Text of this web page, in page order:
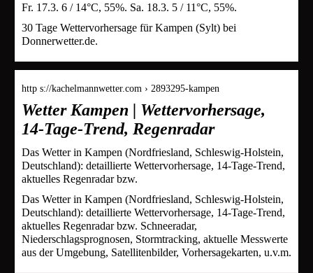
Fr. 17.3. 6 / 14°C, 55%. Sa. 18.3. 5 / 11°C, 55%.
30 Tage Wettervorhersage für Kampen (Sylt) bei
Donnerwetter.de.
http s://kachelmannwetter.com › 2893295-kampen
Wetter Kampen | Wettervorhersage,
14-Tage-Trend, Regenradar
Das Wetter in Kampen (Nordfriesland, Schleswig-Holstein,
Deutschland): detaillierte Wettervorhersage, 14-Tage-Trend,
aktuelles Regenradar bzw.
Das Wetter in Kampen (Nordfriesland, Schleswig-Holstein,
Deutschland): detaillierte Wettervorhersage, 14-Tage-Trend,
aktuelles Regenradar bzw. Schneeradar,
Niederschlagsprognosen, Stormtracking, aktuelle Messwerte
aus der Umgebung, Satellitenbilder, Vorhersagekarten, u.v.m.